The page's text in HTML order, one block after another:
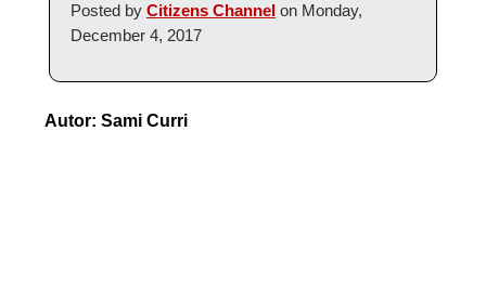
Posted by Citizens Channel on Monday,
December 4, 2017
Autor: Sami Curri